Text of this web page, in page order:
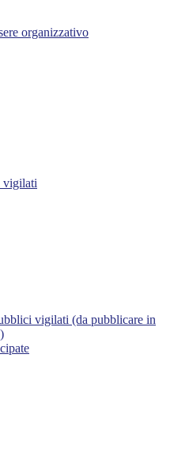
organizzativo
vigilati
vigilati (da pubblicare in